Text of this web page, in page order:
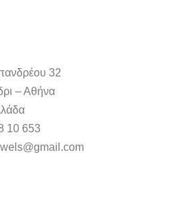
32
– Αθήνα
10 653